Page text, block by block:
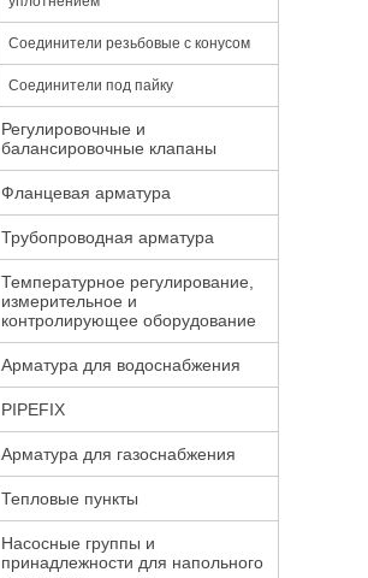
Соединители резьбовые с конусом
Соединители под пайку
Регулировочные и
балансировочные клапаны
Фланцевая арматура
Трубопроводная арматура
Температурное регулирование,
измерительное и
контролирующее оборудование
Арматура для водоснабжения
PIPEFIX
Арматура для газоснабжения
Тепловые пункты
Насосные группы и
принадлежности для напольного